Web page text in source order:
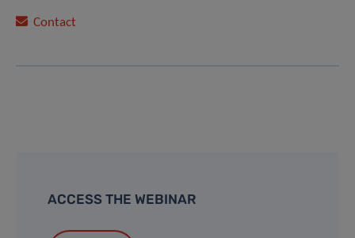
Contact
ACCESS THE WEBINAR